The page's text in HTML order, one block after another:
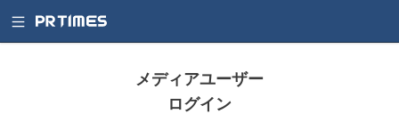
メディアユーザー
ログイン